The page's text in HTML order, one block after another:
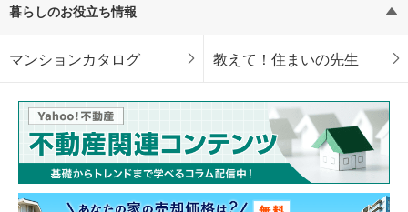
暮らしのお役立ち情報
マンションカタログ 教えて！住まいの先生